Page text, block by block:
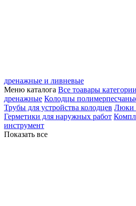
дренажные и ливневые
Меню каталога Все тоавары категории
дренажные Колодцы
Трубы для устройства колодцев Люки
Герметики для наружных работ
инструмент
Показать все